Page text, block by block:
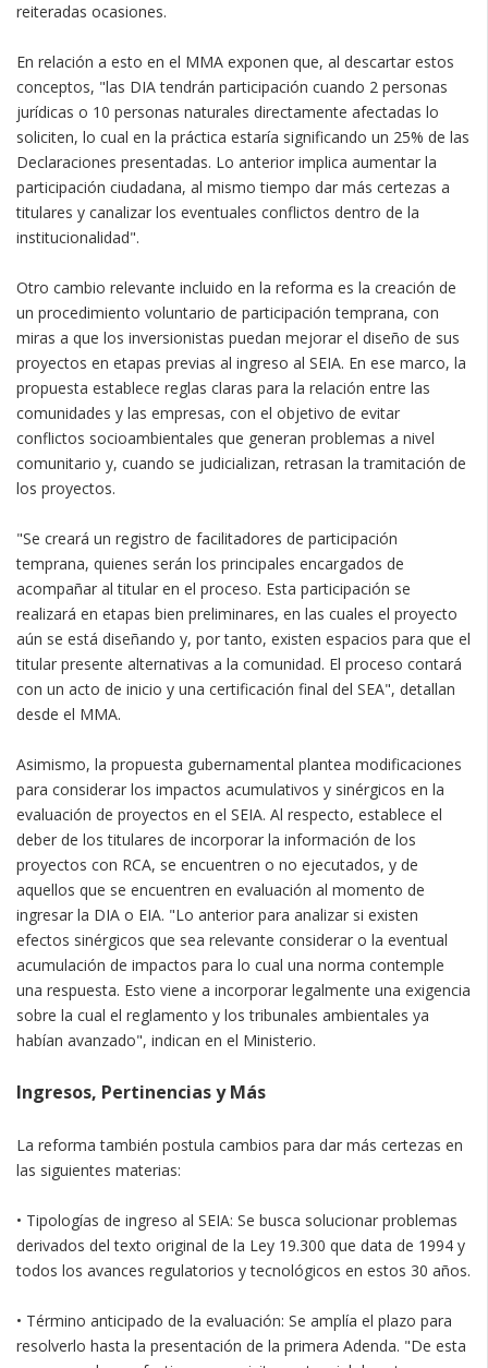
reiteradas ocasiones.
En relación a esto en el MMA exponen que, al descartar estos
conceptos, "las DIA tendrán participación cuando 2 personas
jurídicas o 10 personas naturales directamente afectadas lo
soliciten, lo cual en la práctica estaría significando un 25% de las
Declaraciones presentadas. Lo anterior implica aumentar la
participación ciudadana, al mismo tiempo dar más certezas a
titulares y canalizar los eventuales conflictos dentro de la
institucionalidad".
Otro cambio relevante incluido en la reforma es la creación de
un procedimiento voluntario de participación temprana, con
miras a que los inversionistas puedan mejorar el diseño de sus
proyectos en etapas previas al ingreso al SEIA. En ese marco, la
propuesta establece reglas claras para la relación entre las
comunidades y las empresas, con el objetivo de evitar
conflictos socioambientales que generan problemas a nivel
comunitario y, cuando se judicializan, retrasan la tramitación de
los proyectos.
"Se creará un registro de facilitadores de participación
temprana, quienes serán los principales encargados de
acompañar al titular en el proceso. Esta participación se
realizará en etapas bien preliminares, en las cuales el proyecto
aún se está diseñando y, por tanto, existen espacios para que el
titular presente alternativas a la comunidad. El proceso contará
con un acto de inicio y una certificación final del SEA", detallan
desde el MMA.
Asimismo, la propuesta gubernamental plantea modificaciones
para considerar los impactos acumulativos y sinérgicos en la
evaluación de proyectos en el SEIA. Al respecto, establece el
deber de los titulares de incorporar la información de los
proyectos con RCA, se encuentren o no ejecutados, y de
aquellos que se encuentren en evaluación al momento de
ingresar la DIA o EIA. "Lo anterior para analizar si existen
efectos sinérgicos que sea relevante considerar o la eventual
acumulación de impactos para lo cual una norma contemple
una respuesta. Esto viene a incorporar legalmente una exigencia
sobre la cual el reglamento y los tribunales ambientales ya
habían avanzado", indican en el Ministerio.
Ingresos, Pertinencias y Más
La reforma también postula cambios para dar más certezas en
las siguientes materias:
• Tipologías de ingreso al SEIA: Se busca solucionar problemas
derivados del texto original de la Ley 19.300 que data de 1994 y
todos los avances regulatorios y tecnológicos en estos 30 años.
• Término anticipado de la evaluación: Se amplía el plazo para
resolverlo hasta la presentación de la primera Adenda. "De esta